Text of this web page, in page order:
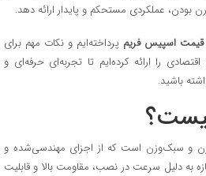
بودن، عملکردی مستحکم و پایدار ارائه دهد.
قیمت اسپیس فریمپرداخته‌ایم و نکات مهم برای
را ارائه کرده‌ایم تا تجربه‌ای حرفه‌ای و
باشید.
و سبک‌وزن است که از اجزای مهندسی‌شده و
به دلیل سرعت در نصب، مقاومت بالا و قابلیت